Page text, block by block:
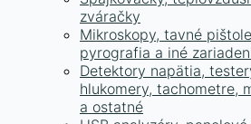
zváračky
Mikroskopy, tavné
pyrografia a iné
Detektory napätia,
hlukomery, tachometre,
a ostatné